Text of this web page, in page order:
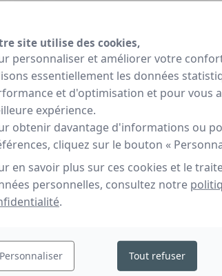
dans vos
et événements chrétiens
Les
Les
site utilise des cookies,
personnaliser et améliorer votre
essentiellement les données
et d'optimisation et pour vous
expérience.
obtenir davantage d'informations ou
cliquez sur le bouton «
en savoir plus sur ces cookies et le
personnelles, consultez notre
.
Personnaliser Tout refuser